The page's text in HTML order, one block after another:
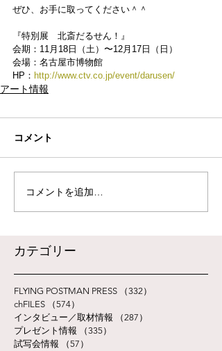
ぜひ、お手に取ってください＾＾
『特別展　北斎だるせん！』
会期：11月18日（土）〜12月17日（日）
会場：名古屋市博物館
HP： http://www.ctv.co.jp/event/darusen/
アート情報
コメント
コメントを追加…
​カテゴリー
FLYING POSTMAN PRESS （332）
chFILES
（574）
インタビュー／取材情報
（287）
プレゼント情報
（335）
試写会情報
（57）